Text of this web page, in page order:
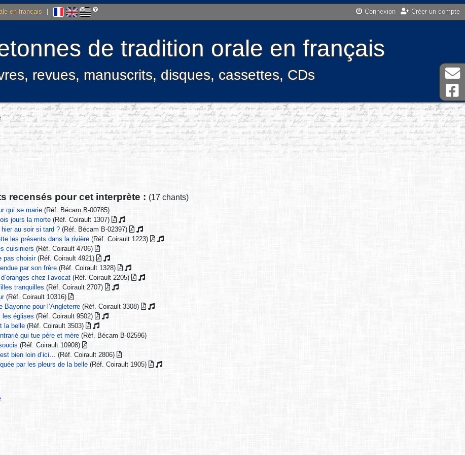
en français Connexion Créer un compte
de tradition orale en français
revues, manuscrits, disques, cassettes, CDs
recensés pour cet interprète : (17 chants)
qui se marie (Réf. Bécam B-00785)
jours la morte (Réf. Coirault 1307)
hier au soir si tard ? (Réf. Bécam B-02397)
les présents dans la rivière (Réf. Coirault 1223)
cuisiniers (Réf. Coirault 4706)
pas choisir(Réf. Coirault 4921)
par son frère (Réf. Coirault 1328)
chez l’avocat (Réf. Coirault 2205)
tranquilles (Réf. Coirault 2707)
(Réf. Coirault 10316)
Bayonne pour l’Angleterre (Réf. Coirault 3308)
les églises (Réf. Coirault 9502)
la belle (Réf. Coirault 3503)
qui tue père et mère (Réf. Bécam B-02596)
(Réf. Coirault 10908)
bien loin d’ici…
(Réf. Coirault 2806)
par les pleurs de la belle (Réf. Coirault 1905)